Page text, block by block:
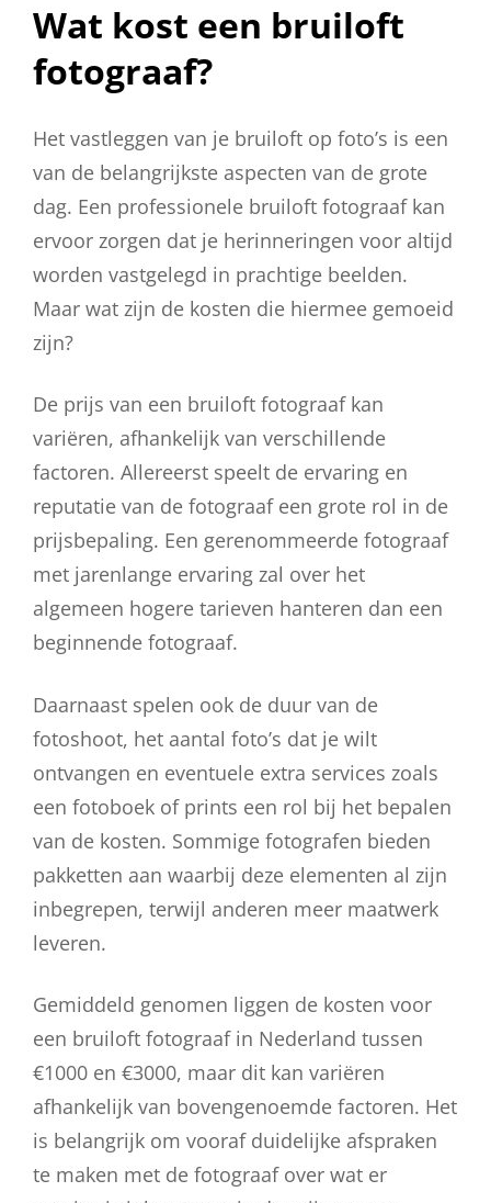
Wat kost een bruiloft
fotograaf?
Het vastleggen van je bruiloft op foto’s is een
van de belangrijkste aspecten van de grote
dag. Een professionele bruiloft fotograaf kan
ervoor zorgen dat je herinneringen voor altijd
worden vastgelegd in prachtige beelden.
Maar wat zijn de kosten die hiermee gemoeid
zijn?
De prijs van een bruiloft fotograaf kan
variëren, afhankelijk van verschillende
factoren. Allereerst speelt de ervaring en
reputatie van de fotograaf een grote rol in de
prijsbepaling. Een gerenommeerde fotograaf
met jarenlange ervaring zal over het
algemeen hogere tarieven hanteren dan een
beginnende fotograaf.
Daarnaast spelen ook de duur van de
fotoshoot, het aantal foto’s dat je wilt
ontvangen en eventuele extra services zoals
een fotoboek of prints een rol bij het bepalen
van de kosten. Sommige fotografen bieden
pakketten aan waarbij deze elementen al zijn
inbegrepen, terwijl anderen meer maatwerk
leveren.
Gemiddeld genomen liggen de kosten voor
een bruiloft fotograaf in Nederland tussen
€1000 en €3000, maar dit kan variëren
afhankelijk van bovengenoemde factoren. Het
is belangrijk om vooraf duidelijke afspraken
te maken met de fotograaf over wat er